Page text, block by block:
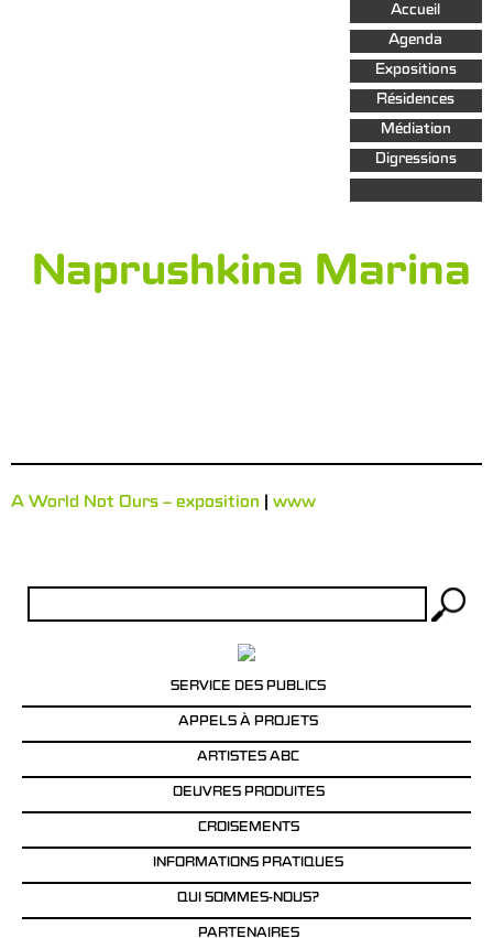
Aller au
contenu
principal
Accueil
Agenda
Expositions
Résidences
Médiation
Digressions
Naprushkina Marina
A World Not Ours – exposition www
SERVICE DES PUBLICS
APPELS À PROJETS
ARTISTES ABC
OEUVRES PRODUITES
CROISEMENTS
INFORMATIONS PRATIQUES
QUI SOMMES-NOUS?
PARTENAIRES